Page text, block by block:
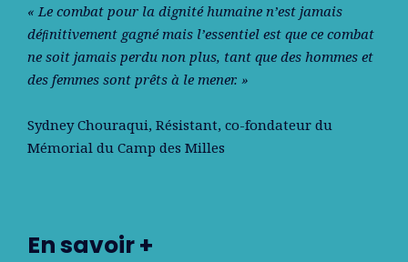
« Le combat pour la dignité humaine n’est jamais
déﬁnitivement gagné mais l’essentiel est que ce combat
ne soit jamais perdu non plus, tant que des hommes et
des femmes sont prêts à le mener. »
Sydney Chouraqui, Résistant, co-fondateur du
Mémorial du Camp des Milles
En savoir +